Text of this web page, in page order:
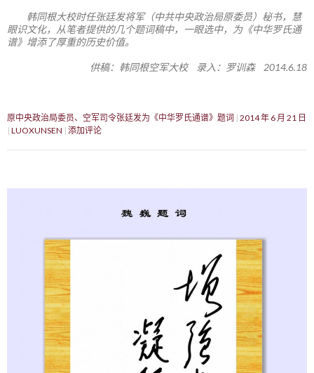
韩同根大校时任张廷发将军（中共中央政治局原委员）秘书，慧
眼识文化，从笔者提供的几个题词稿中，一眼选中，为《中华罗氏通
谱》增添了厚重的历史价值。
供稿：韩同根空军大校 录入：罗训森 2014.6.18
原中央政治局委员、空军司令张廷发为《中华罗氏通谱》题词 2014 年 6 月 21 日
LUOXUNSEN 添加评论